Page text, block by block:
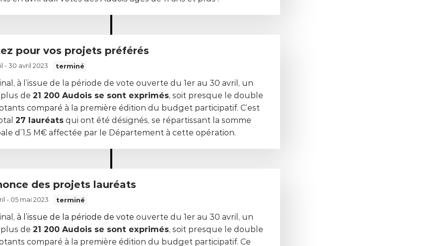
pour vos projets préférés
- 30 avril 2023 terminé
à l’issue de la période de vote ouverte du 1er au 30 avril, un
de 21 200 Audois se sont exprimés, soit presque le double
comparé à la première édition du budget participatif. C’est
27 lauréats qui ont été désignés, se répartissant la somme
d’1,5 M€ affectée par le Département à cette opération.
des projets lauréats
- 05 mai 2023 terminé
à l’issue de la période de vote ouverte du 1er au 30 avril, un
de 21 200 Audois se sont exprimés, soit presque le double
comparé à la première édition du budget participatif. Ce